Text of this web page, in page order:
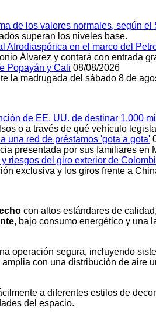
de los valores normales, según el
superan los niveles base.
en el marco del
Álvarez y contará con entrada
Popayán y Cali 08/08/2026
la madrugada del sábado 8 de
de EE. UU. de destinar 1.000
o a través de qué vehículo
una red de préstamos 'gota a gota'
presentada por sus familiares en
riesgos del giro exterior de
exclusiva y los giros frente a
con altos estándares de
, bajo consumo energético y una
operación segura, incluyendo
con una distribución de aire
a diferentes estilos de
del espacio.